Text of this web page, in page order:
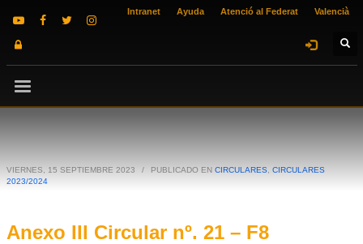
Intranet Ayuda Atenció al Federat Valencià
VIERNES, 15 SEPTIEMBRE 2023 / PUBLICADO EN CIRCULARES
CIRCULARES
2023/2024
Anexo III Circular nº. 21 – F8